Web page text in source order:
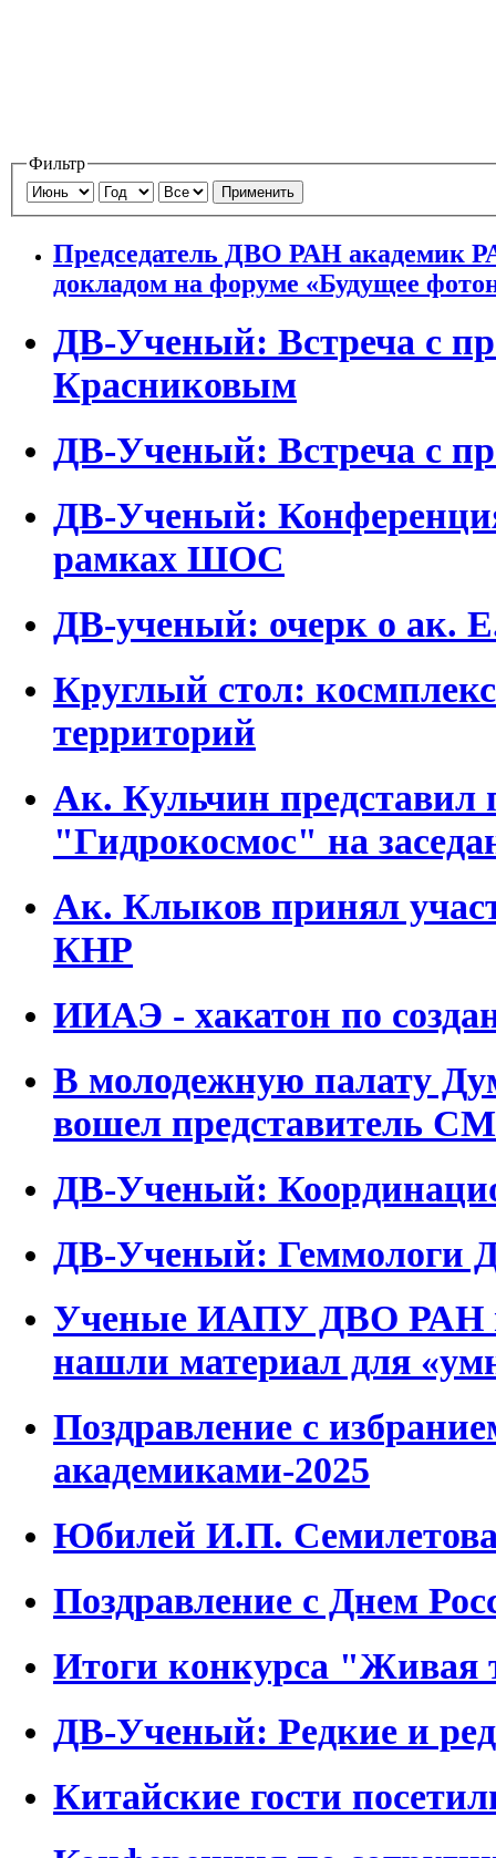
Фильтр
Применить
Председатель ДВО РАН академик
докладом на форуме «Будущее
ДВ-Ученый: Встреча с
Красниковым
ДВ-Ученый: Встреча с
ДВ-Ученый:
рамках ШОС
ДВ-ученый: очерк о ак.
Круглый стол:
территорий
Ак. Кульчин представил
"Гидрокосмос" на
Ак. Клыков принял
КНР
ИИАЭ - хакатон по
В молодежную палату
вошел представитель
ДВ-Ученый:
ДВ-Ученый:
Ученые ИАПУ ДВО РАН
нашли материал для
Поздравление с
академиками-2025
Юбилей И.П.
Поздравление с Днем
Итоги конкурса "Живая
ДВ-Ученый: Редкие и
Китайские гости